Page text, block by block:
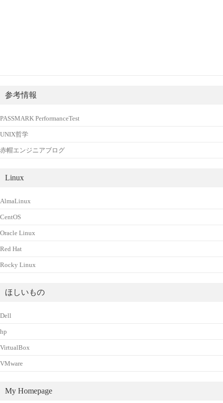
参考情報
PASSMARK PerformanceTest
UNIX哲学
赤帽エンジニアブログ
Linux
AlmaLinux
CentOS
Oracle Linux
Red Hat
Rocky Linux
ほしいもの
Dell
hp
VirtualBox
VMware
My Homepage